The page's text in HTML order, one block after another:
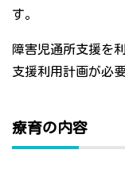
す。
障害児通所支援を
支援利用計画が必要
療育の内容